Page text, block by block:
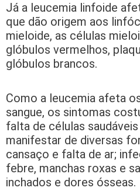
Já a leucemia linfoide
que dão origem aos
mieloide, as células
glóbulos vermelhos,
glóbulos brancos.
Como a leucemia afeta
sangue, os sintomas
falta de células
manifestar de diversas
cansaço e falta de ar;
febre, manchas roxas e
inchados e dores ósseas.